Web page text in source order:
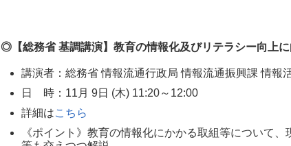
◎【総務省 基調講演】教育の情報化及びリテラシー向上
講演者：総務省 情報流通行政局 情報流通振興課 情
日 時：11月 9日 (木) 11:20～12:00
詳細はこちら
《ポイント》教育の情報化にかかる取組等について